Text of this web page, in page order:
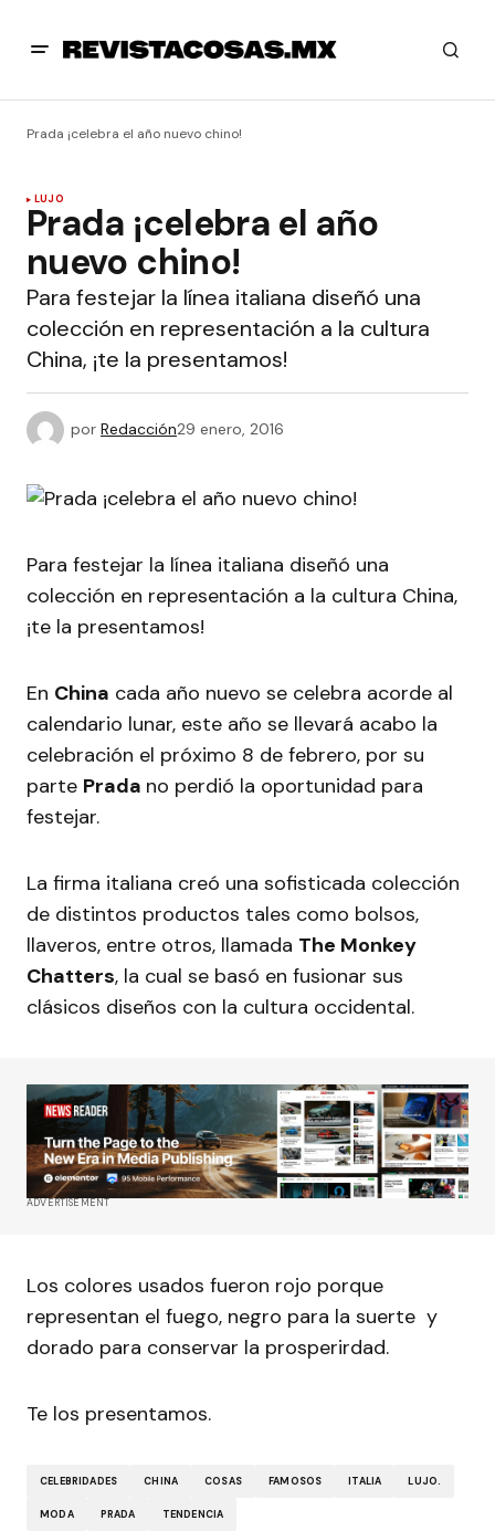
Prada ¡celebra el año nuevo chino!
LUJO
Prada ¡celebra el año
nuevo chino!
Para festejar la línea italiana diseñó una
colección en representación a la cultura
China, ¡te la presentamos!
por Redacción29 enero, 2016
Para festejar la línea italiana diseñó una
colección en representación a la cultura China,
¡te la presentamos!
En China cada año nuevo se celebra acorde al
calendario lunar, este año se llevará acabo la
celebración el próximo 8 de febrero, por su
parte Prada no perdió la oportunidad para
festejar.
La firma italiana creó una sofisticada colección
de distintos productos tales como bolsos,
llaveros, entre otros, llamada The Monkey
Chatters, la cual se basó en fusionar sus
clásicos diseños con la cultura occidental.
ADVERTISEMENT
Los colores usados fueron rojo porque
representan el fuego, negro para la suerte y
dorado para conservar la prosperirdad.
Te los presentamos.
CELEBRIDADES CHINA COSAS FAMOSOS ITALIA LUJO.
MODA PRADA TENDENCIA